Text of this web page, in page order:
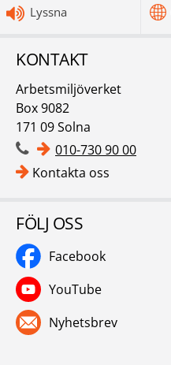
Lyssna
KONTAKT
Arbetsmiljöverket
Box 9082
171 09 Solna
010-730 90 00
Kontakta oss
FÖLJ OSS
Facebook
YouTube
Nyhetsbrev